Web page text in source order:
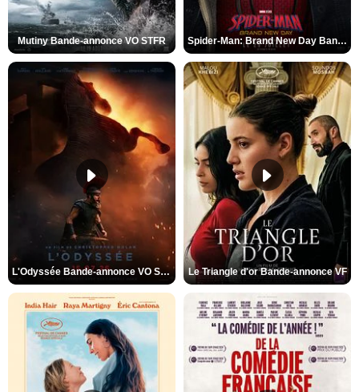
Mutiny Bande-annonce VO STFR Spider-Man: Brand New Day Bande-annonce VO STFR
L'Odyssée Bande-annonce VO STFR Le Triangle d'or Bande-annonce VF